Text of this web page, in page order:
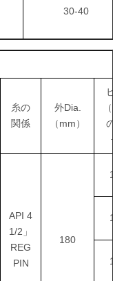
30-40
糸の
関係
外Dia.
（mm）
ビ
（
の
長
API 4
1/2」
REG
PIN
180